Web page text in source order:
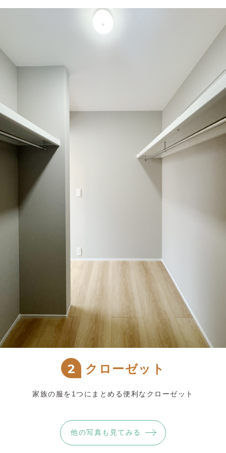
2 クローゼット
家族の服を1つにまとめる便利なクローゼット
他の写真も見てみる